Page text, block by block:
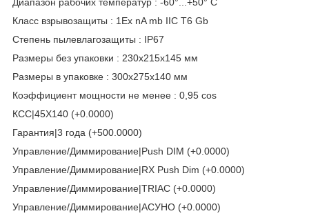
Класс взрывозащиты : 1Ex nA mb IIC T6 Gb
Степень пылевлагозащиты : IP67
Размеры без упаковки : 230x215x145 мм
Размеры в упаковке : 300x275x140 мм
Коэффициент мощности не менее : 0,95 cos
КСС|45X140 (+0.0000)
Гарантия|3 года (+500.0000)
Управление/Диммирование|Push DIM (+0.0000)
Управление/Диммирование|RX Push Dim (+0.0000)
Управление/Диммирование|TRIAC (+0.0000)
Управление/Диммирование|АСУНО (+0.0000)